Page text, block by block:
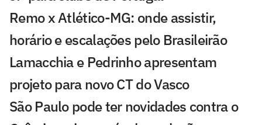
Remo x Atlético-MG: onde assistir,
horário e escalações pelo Brasileirão
Lamacchia e Pedrinho apresentam
projeto para novo CT do Vasco
São Paulo pode ter novidades contra o